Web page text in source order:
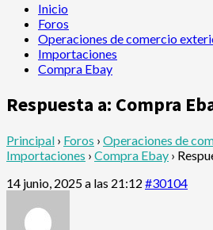
Inicio
Foros
Operaciones de comercio
Importaciones
Compra Ebay
Respuesta a: Compra
Principal › Foros › Operaciones de
Importaciones › Compra Ebay ›
14 junio, 2025 a las 21:12 #30104